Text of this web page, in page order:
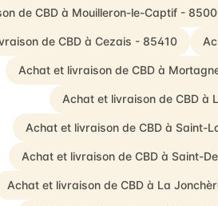
de CBD à Mouilleron-le-Captif -
de CBD à Cezais - 85410
Achat et livraison de CBD à
Achat et livraison de CBD à
Achat et livraison de CBD à Saint-
Achat et livraison de CBD à Saint-
Achat et livraison de CBD à La